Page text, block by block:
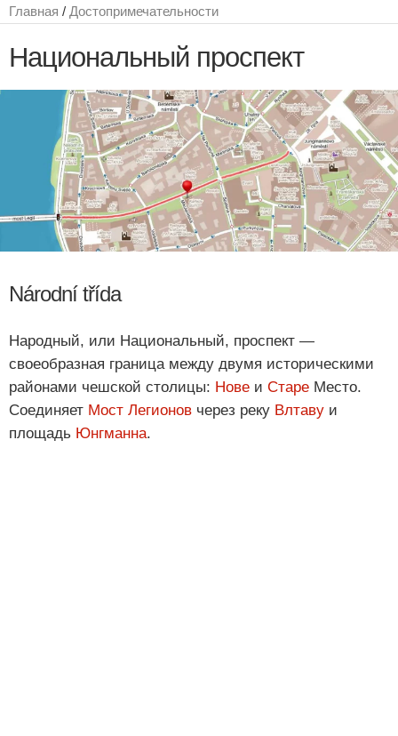
Главная / Достопримечательности
Национальный проспект
Národní třída
Народный, или Национальный, проспект —
своеобразная граница между двумя историческими
районами чешской столицы: Нове и Старе Место.
Соединяет Мост Легионов через реку Влтаву и
площадь Юнгманна.